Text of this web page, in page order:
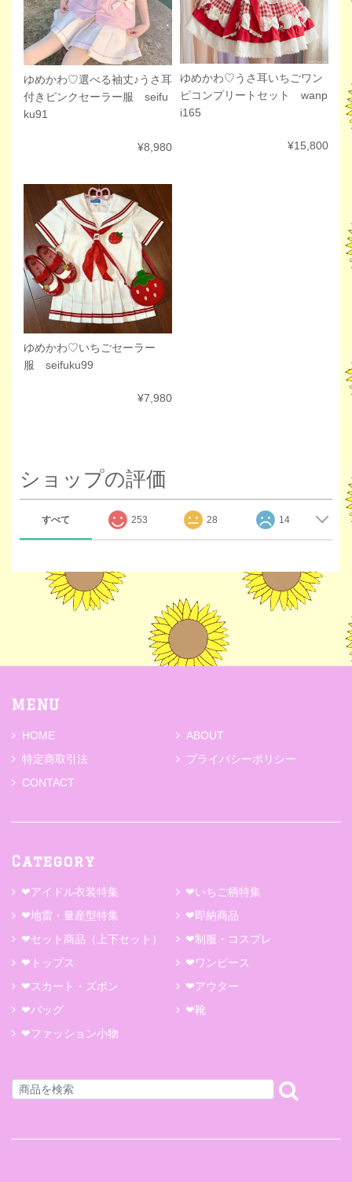
ゆめかわ♡選べる袖丈♪うさ耳
付きピンクセーラー服 seifu
ku91
¥8,980
ゆめかわ♡うさ耳いちごワン
ピコンプリートセット wanp
i165
¥15,800
ゆめかわ♡いちごセーラー
服 seifuku99
¥7,980
ショップの評価
すべて 253 28 14
MENU
HOME
ABOUT
特定商取引法
プライバシーポリシー
CONTACT
Category
❤アイドル衣装特集
❤いちご柄特集
❤地雷・量産型特集
❤即納商品
❤セット商品（上下セット）
❤制服・コスプレ
❤トップス
❤ワンピース
❤スカート・ズボン
❤アウター
❤バッグ
❤靴
❤ファッション小物